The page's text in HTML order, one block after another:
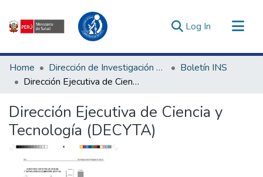
Log In (current)
Communities & Collections
All of DSpace
Estadísticas Externas
Enlaces de interés ▾
Home Dirección de Investigación e Innovación en Salud
Boletín INS
Dirección Ejecutiva de Ciencia y Tecnología (DECYTA)
Dirección Ejecutiva de Ciencia y
Tecnología (DECYTA)